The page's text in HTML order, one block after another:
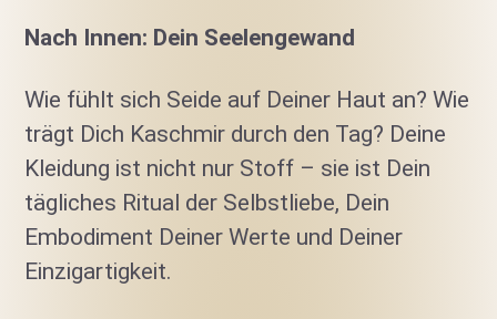
Nach Innen: Dein Seelengewand
Wie fühlt sich Seide auf Deiner Haut an? Wie
trägt Dich Kaschmir durch den Tag? Deine
Kleidung ist nicht nur Stoff – sie ist Dein
tägliches Ritual der Selbstliebe, Dein
Embodiment Deiner Werte und Deiner
Einzigartigkeit.